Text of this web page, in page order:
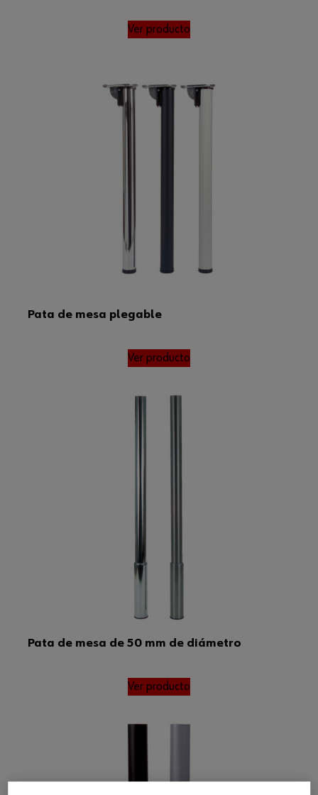
Ver producto
Pata de mesa plegable
Ver producto
Pata de mesa de 50 mm de diámetro
Ver producto